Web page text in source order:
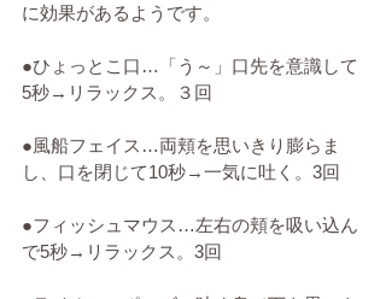
に効果があるようです。
●ひょっとこ口…「う～」口先を意識して
5秒→リラックス。３回
●風船フェイス…両頬を思いきり膨らま
し、口を閉じて10秒→一気に吐く。3回
●フィッシュマウス…左右の頬を吸い込ん
で5秒→リラックス。3回